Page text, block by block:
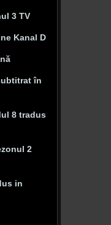
3 TV
Kanal D
în
8 tradus
2
in